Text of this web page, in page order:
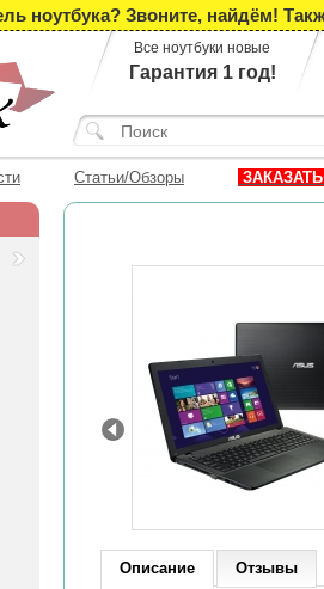
ноутбука? Звоните, найдём!
Все ноутбуки новые
Гарантия 1 год!
Статьи/Обзоры
Описание Отзывы